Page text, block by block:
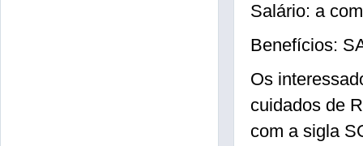
Salário: a
Benefícios:
Os
cuidados de
com a sigla